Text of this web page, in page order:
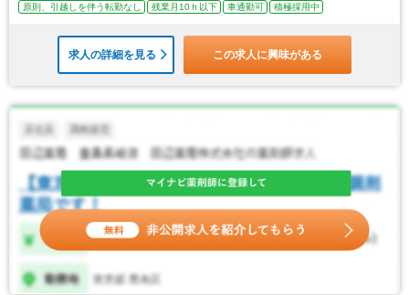
原則、引越しを伴う転勤なし 残業月10ｈ以下 車通勤可 積極採用中
求人の詳細を見る この求人に興味がある